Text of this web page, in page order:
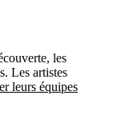
les
Les artistes
leurs équipes